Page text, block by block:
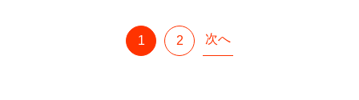
1 2 次へ